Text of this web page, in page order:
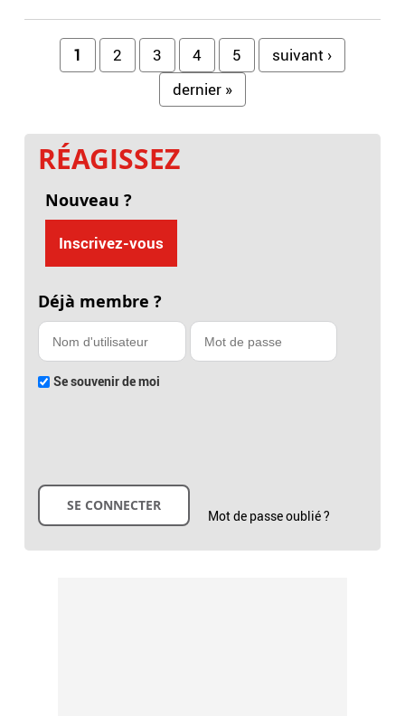
Pages
1 2 3 4 5
suivant ›
dernier »
RÉAGISSEZ
Nouveau ?
Inscrivez-vous
Déjà membre ?
Se souvenir de moi
Mot de passe oublié ?